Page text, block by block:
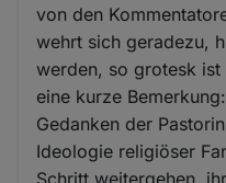
von den
wehrt sich geradezu,
werden, so grotesk ist
eine kurze
Gedanken der
Ideologie religiöser